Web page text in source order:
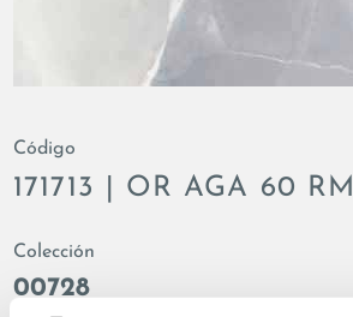
Código
171713 | OR AGA 60 RM
Colección
00728